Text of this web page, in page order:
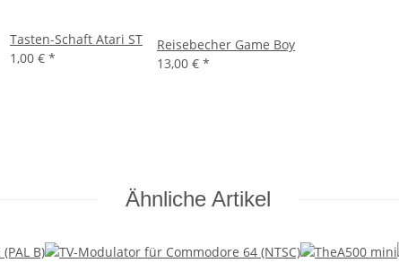
Tasten-Schaft Atari ST
1,00 € *
Reisebecher Game Boy
13,00 € *
Ähnliche Artikel